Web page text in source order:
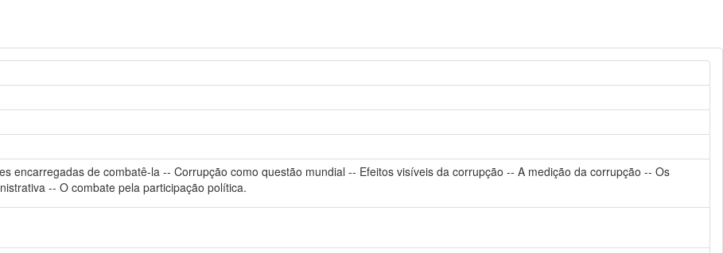
encarregadas de combatê-la -- Corrupção como questão mundial -- Efeitos visíveis da corrupção -- A medição da corrupção -- Os
-- O combate pela participação política.